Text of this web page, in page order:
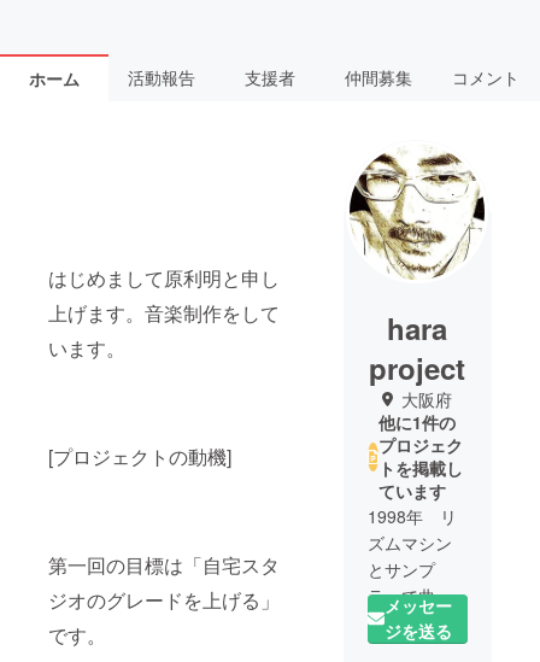
ホーム 活動報告 支援者 仲間募集 コメント
はじめまして原利明と申し
上げます。音楽制作をして
います。
[プロジェクトの動機]
第一回の目標は「自宅スタ
ジオのグレードを上げる」
です。
hara
project
大阪府
他に1件の
プロジェク
トを掲載し
ています
1998年 リ
ズムマシン
とサンプ
ラーで曲を
作り始める
も、十数曲
メッセー
ジを送る